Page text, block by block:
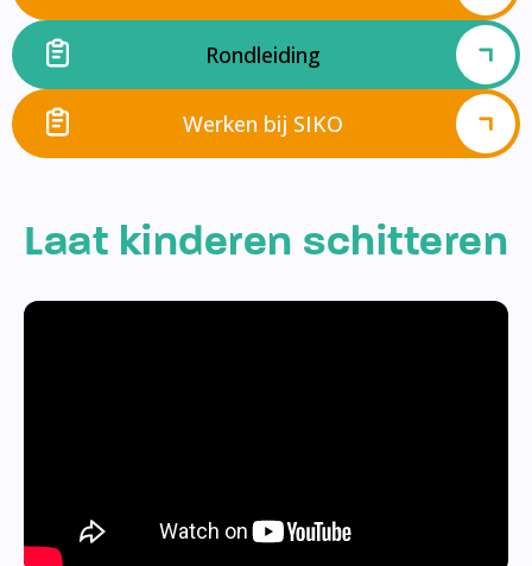
Rondleiding
Werken bij SIKO
Laat kinderen schitteren